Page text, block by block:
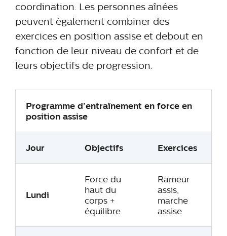
coordination. Les personnes aînées
peuvent également combiner des
exercices en position assise et debout en
fonction de leur niveau de confort et de
leurs objectifs de progression.
Programme d’entraînement en force en
position assise
Jour Objectifs Exercices
Lundi
Force du
haut du
corps +
équilibre
Rameur
assis,
marche
assise